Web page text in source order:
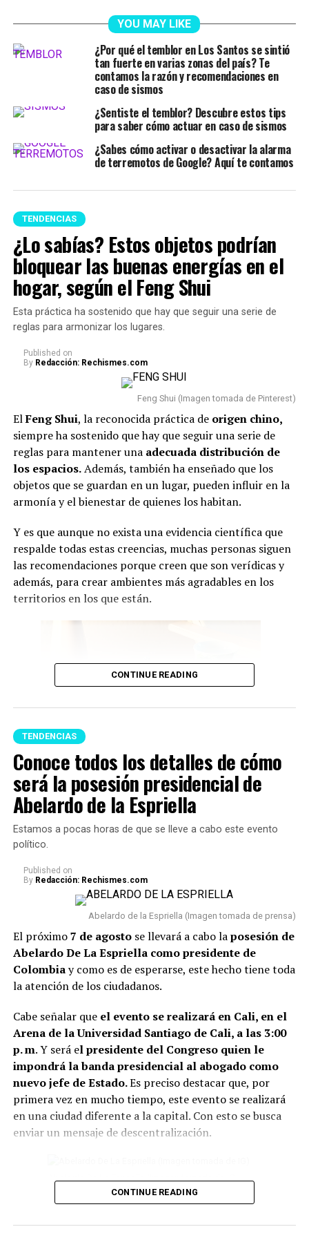
YOU MAY LIKE
¿Por qué el temblor en Los Santos se sintió
tan fuerte en varias zonas del país? Te
contamos la razón y recomendaciones en
caso de sismos
¿Sentiste el temblor? Descubre estos tips
para saber cómo actuar en caso de sismos
¿Sabes cómo activar o desactivar la alarma
de terremotos de Google? Aquí te contamos
TENDENCIAS
¿Lo sabías? Estos objetos podrían
bloquear las buenas energías en el
hogar, según el Feng Shui
Esta práctica ha sostenido que hay que seguir una serie de
reglas para armonizar los lugares.
Published on
By Redacción: Rechismes.com
Feng Shui (Imagen tomada de Pinterest)
ElFeng Shui, la reconocida práctica deorigen chino,
siempre ha sostenido que hay que seguir una serie de
reglas para mantener unaadecuada distribución de
los espacios.Además, también ha enseñado que los
objetos que se guardan en un lugar, pueden influir en la
armonía y el bienestar de quienes los habitan.
Y es que aunque no exista una evidencia científica que
respalde todas estas creencias, muchas personas siguen
las recomendaciones porque creen que son verídicas y
además, para crear ambientes más agradables en los
territorios en los que están.
Feng Shui (Imagen tomada de Pinterest)
A continuación te presentamos algunos consejos,
respecto a qué
1. Uno de los principales reglas esevitar acumular
objetos rotos o dañados. Cosas como espejos partidos,
relojes que no funcionan o electrodomésticos sin
funcionamiento suelen asociarse con el estancamiento y
la dificultad para avanzar.
2. También se recomienda deshacerse de la ropa que
espacio innecesario en el closet, conservar estas
prendas pueden dificultar la sensación de renovación
del ambiente.
Lee también: Conoce todos los detalles de cómo
será la posesión presidencial de Abelardo de la
Espriella
Conservarlas puede significar perder vitalidad.
cama. Para el Feng Shui, este espacio debe permanecer
CONTINUE READING
TENDENCIAS
Conoce todos los detalles de cómo
será la posesión presidencial de
Abelardo de la Espriella
Estamos a pocas horas de que se lleve a cabo este evento
político.
Published on
By Redacción: Rechismes.com
Abelardo de la Espriella (Imagen tomada de prensa)
El próximo7 de agostose llevará a cabo laposesión de
Abelardo De La Espriella como presidente de
Colombiay como es de esperarse, este hecho tiene toda
la atención de los ciudadanos.
Cabe señalar que el evento se realizará en Cali, en el
Arena de la Universidad Santiago de Cali, a las 3:00
p. m. Y será el presidente del Congreso quien le
impondrá la banda presidencial al abogado como
nuevo jefe de Estado.Es preciso destacar que, por
primera vez en mucho tiempo, este evento se realizará
en una ciudad diferente a la capital. Con esto se busca
enviar un mensaje de descentralización.
internacionales estarán presentes, entre las que se
CONTINUE READING